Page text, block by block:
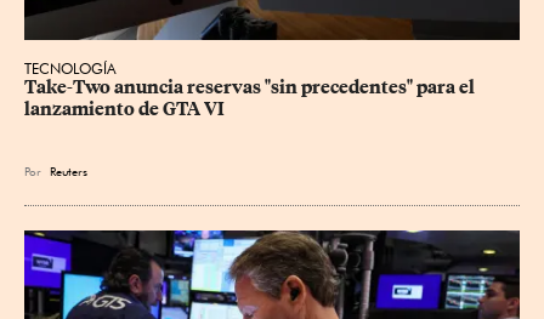
TECNOLOGÍA
Take-Two anuncia reservas "sin precedentes" para el
lanzamiento de GTA VI
Por Reuters